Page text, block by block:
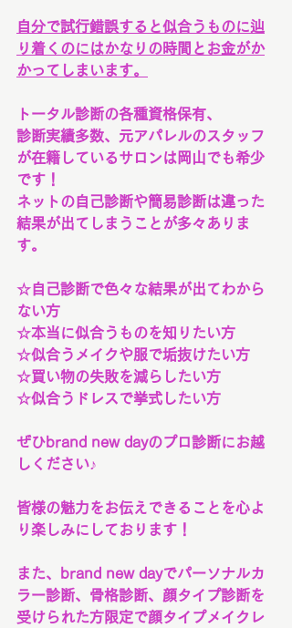
自分で試行錯誤すると似合うものに辿
り着くのにはかなりの時間とお金がか
かってしまいます。
トータル診断の各種資格保有、
診断実績多数、元アパレルのスタッフ
が在籍しているサロンは岡山でも希少
です！
ネットの自己診断や簡易診断は違った
結果が出てしまうことが多々ありま
す。
☆自己診断で色々な結果が出てわから
ない方
☆本当に似合うものを知りたい方
☆似合うメイクや服で垢抜けたい方
☆買い物の失敗を減らしたい方
☆似合うドレスで挙式したい方
ぜひbrand new dayのプロ診断にお越
しください♪
皆様の魅力をお伝えできることを心よ
り楽しみにしております！
また、brand new dayでパーソナルカ
ラー診断、骨格診断、顔タイプ診断を
受けられた方限定で顔タイプメイクレ